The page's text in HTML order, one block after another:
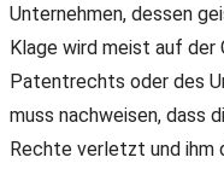
Unternehmen, dessen
Klage wird meist auf der
Patentrechts oder des
muss nachweisen, dass
Rechte verletzt und ihm